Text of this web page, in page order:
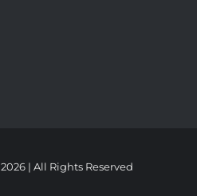
2026 | All Rights Reserved